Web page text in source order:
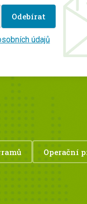
Odebírat
údajů
Operační